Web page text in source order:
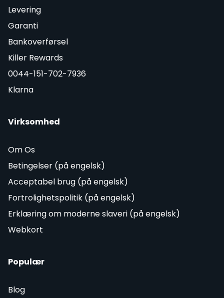
Levering
Garanti
Bankoverførsel
Killer Rewards
0044-151-702-7936
Klarna
Virksomhed
Om Os
Betingelser (på engelsk)
Acceptabel brug (på engelsk)
Fortrolighetspolitik (på engelsk)
Erklæring om moderne slaveri (på engelsk)
Webkort
Populær
Blog